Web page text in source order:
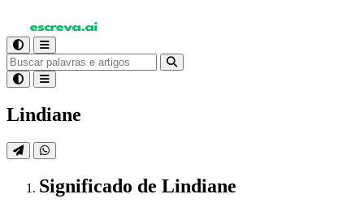
Lindiane
Significado de Lindiane